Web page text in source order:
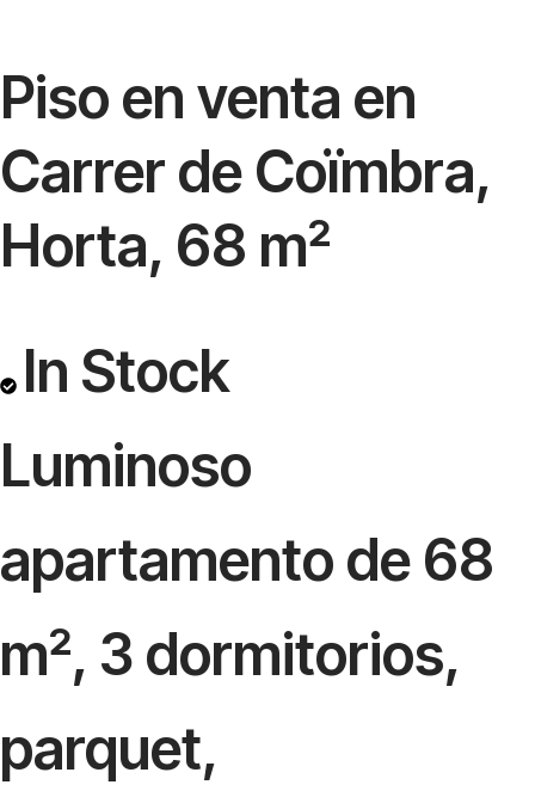
Piso en venta en
Carrer de Coïmbra,
Horta, 68 m²
In Stock
Luminoso
apartamento de 68
m², 3 dormitorios,
parquet,